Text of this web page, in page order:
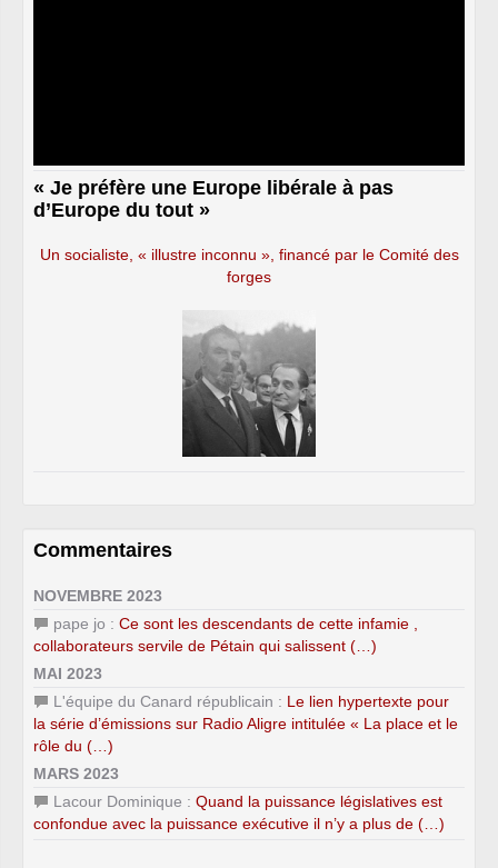
« Je préfère une Europe libérale à pas
d’Europe du tout »
Un socialiste, « illustre inconnu », financé par le Comité des
forges
Commentaires
NOVEMBRE 2023
pape jo : Ce sont les descendants de cette infamie ,
collaborateurs servile de Pétain qui salissent (…)
MAI 2023
L'équipe du Canard républicain : Le lien hypertexte pour
la série d’émissions sur Radio Aligre intitulée « La place et le
rôle du (…)
MARS 2023
Lacour Dominique : Quand la puissance législatives est
confondue avec la puissance exécutive il n’y a plus de (…)